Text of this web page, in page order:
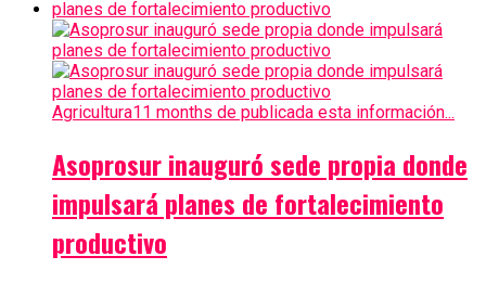
Agricultura11 months de publicada esta información...
Asoprosur inauguró sede propia donde
impulsará planes de fortalecimiento
productivo